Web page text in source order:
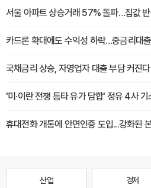
서울 아파트 상승거래 57% 돌파…집값
카드론 확대에도 수익성 하락…중금리대
국채금리 상승, 자영업자 대출 부담 커진다
'미·이란 전쟁 틈타 유가 담합' 정유 4사
휴대전화 개통에 안면인증 도입...강화된
산업 경제